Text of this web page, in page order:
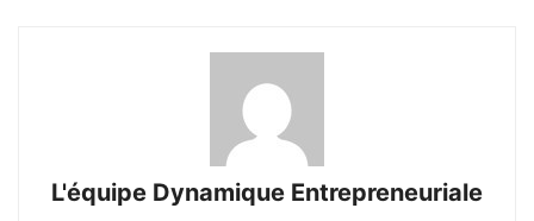
L'équipe Dynamique Entrepreneuriale